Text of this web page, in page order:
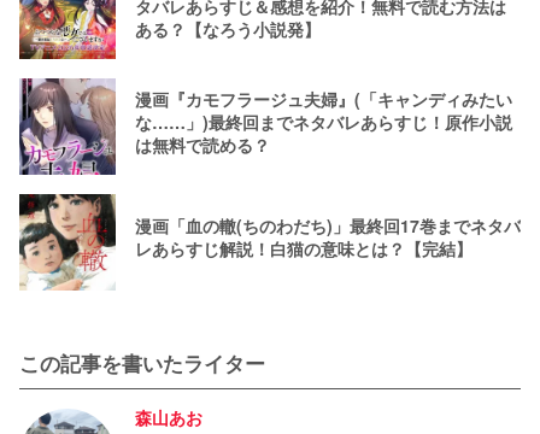
タバレあらすじ＆感想を紹介！無料で読む方法は
ある？【なろう小説発】
漫画『カモフラージュ夫婦』(「キャンディみたい
な……」)最終回までネタバレあらすじ！原作小説
は無料で読める？
漫画「血の轍(ちのわだち)」最終回17巻までネタバ
レあらすじ解説！白猫の意味とは？【完結】
この記事を書いたライター
森山あお